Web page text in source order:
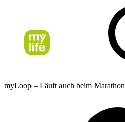
myLoop – Läuft auch beim Marathon